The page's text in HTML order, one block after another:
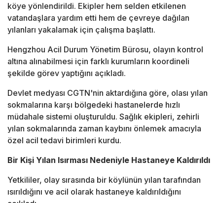
köye yönlendirildi. Ekipler hem selden etkilenen
vatandaşlara yardım etti hem de çevreye dağılan
yılanları yakalamak için çalışma başlattı.
Hengzhou Acil Durum Yönetim Bürosu, olayın kontrol
altına alınabilmesi için farklı kurumların koordineli
şekilde görev yaptığını açıkladı.
Devlet medyası CGTN'nin aktardığına göre, olası yılan
sokmalarına karşı bölgedeki hastanelerde hızlı
müdahale sistemi oluşturuldu. Sağlık ekipleri, zehirli
yılan sokmalarında zaman kaybını önlemek amacıyla
özel acil tedavi birimleri kurdu.
Bir Kişi Yılan Isırması Nedeniyle Hastaneye Kaldırıldı
Yetkililer, olay sırasında bir köylünün yılan tarafından
ısırıldığını ve acil olarak hastaneye kaldırıldığını